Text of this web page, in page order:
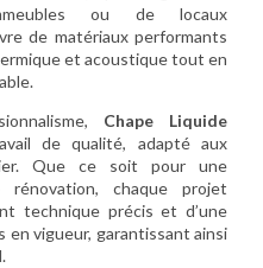
ou de locaux
de matériaux performants
et acoustique tout en
Chape Liquide
de qualité, adapté aux
Que ce soit pour une
chaque projet
technique précis et d’une
en vigueur, garantissant ainsi